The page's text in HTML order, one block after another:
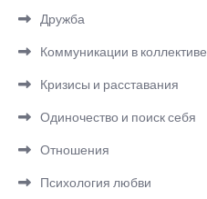
Дружба
Коммуникации в коллективе
Кризисы и расставания
Одиночество и поиск себя
Отношения
Психология любви